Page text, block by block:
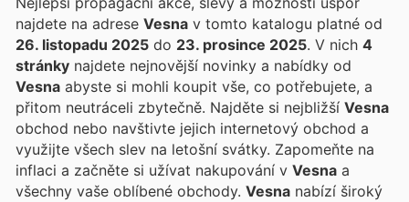
najdete na adrese Vesna v tomto katalogu platné od
26. listopadu 2025 do 23. prosince 2025 . V nich 4
stránky najdete nejnovější novinky a nabídky od
Vesna abyste si mohli koupit vše, co potřebujete, a
přitom neutráceli zbytečně. Najděte si nejbližší Vesna
obchod nebo navštivte jejich internetový obchod a
využijte všech slev na letošní svátky. Zapomeňte na
inflaci a začněte si užívat nakupování v Vesna a
všechny vaše oblíbené obchody. Vesna nabízí široký